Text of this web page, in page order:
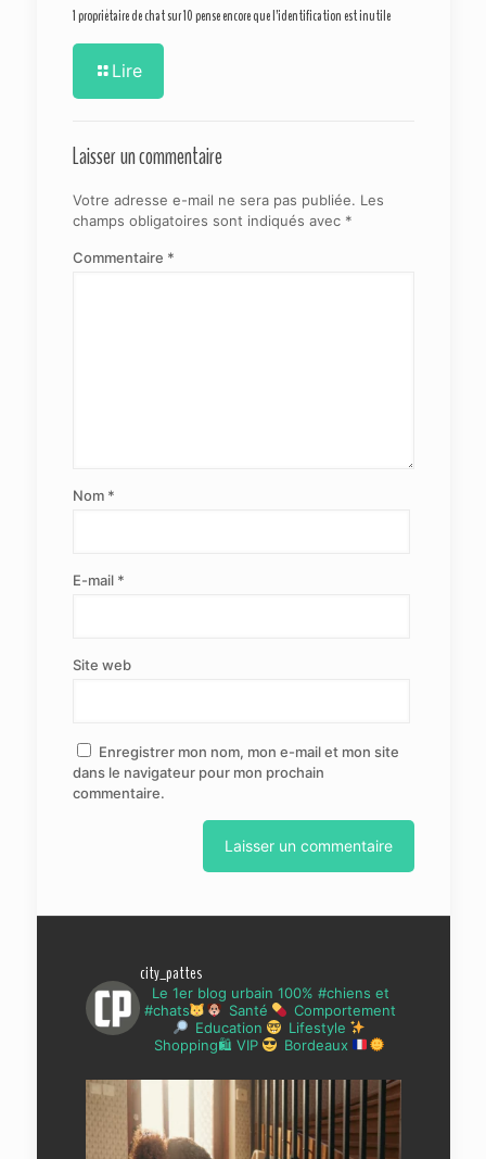
1 propriétaire de chat sur 10 pense encore que l’identification est inutile
Lire
Laisser un commentaire
Votre adresse e-mail ne sera pas publiée. Les
champs obligatoires sont indiqués avec *
Commentaire *
Nom *
E-mail *
Site web
Enregistrer mon nom, mon e-mail et mon site
dans le navigateur pour mon prochain
commentaire.
city_pattes
Le 1er blog urbain 100% #chiens et
#chats
Santé
Comportement
Education
Lifestyle
Shopping🛍 VIP
Bordeaux